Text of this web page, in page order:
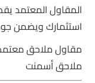
المقاول المعتمد
استثمارك ويضمن
مقاول ملاحق
ملاحق أسمنت